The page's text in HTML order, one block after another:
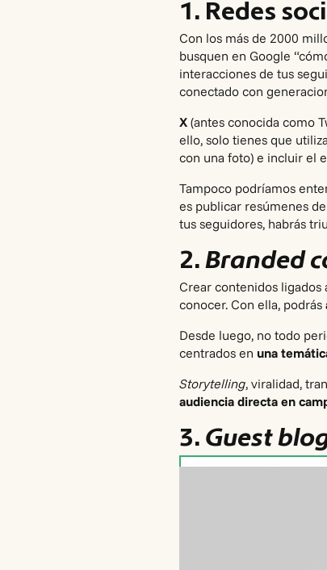
1. Redes
Con los más de 2000
busquen en Google
interacciones de tus
conectado con
X (antes conocida como
ello, solo tienes que
con una foto) e incluir el
Tampoco podríamos
es publicar resúmenes
tus seguidores, habrás
2. Branded
Crear contenidos
conocer. Con ella, podrás
Desde luego, no todo
centrados en una
Storytelling, viralidad,
audiencia directa en
3. Guest